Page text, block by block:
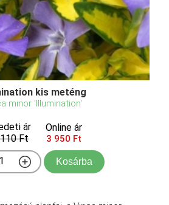
kis meténg
minor 'Illumination'
ár
Ft
Online ár
3 950 Ft
Kosárba